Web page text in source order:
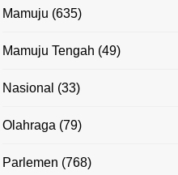
Mamuju (635)
Mamuju Tengah (49)
Nasional (33)
Olahraga (79)
Parlemen (768)